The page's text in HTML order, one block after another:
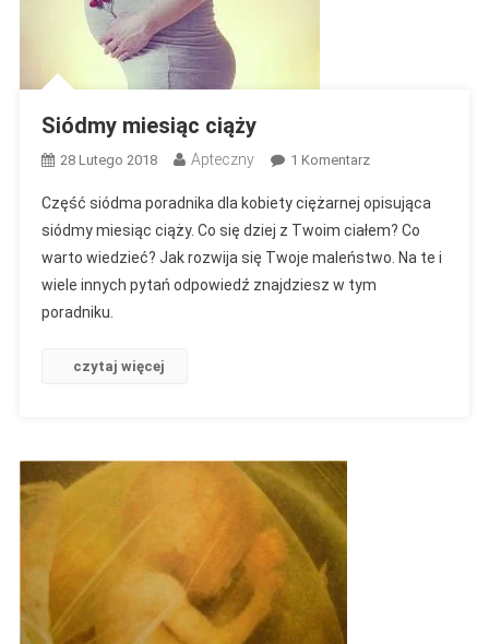
Siódmy miesiąc ciąży
28 Lutego 2018 Apteczny 1 KomentarzDo
Miesiąc
Ciąży
Część siódma poradnika dla kobiety ciężarnej opisująca
siódmy miesiąc ciąży. Co się dziej z Twoim ciałem? Co
warto wiedzieć? Jak rozwija się Twoje maleństwo. Na te i
wiele innych pytań odpowiedź znajdziesz w tym
poradniku.
czytaj więcej